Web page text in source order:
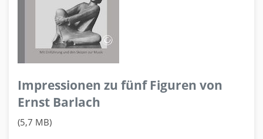
Impressionen zu fünf Figuren von
Ernst Barlach
(5,7 MB)